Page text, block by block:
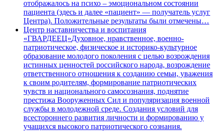
отображалось на психо – эмоциональном состоянии
пациента (здесь и далее «пациент» — получатель услуг
Центра). Положительные результаты были отмечены…
Центр наставничества и воспитания
«ГВАРДЕЕЦ»Духовное, нравственное, военно-
патриотическое, физическое и историко-культурное
образование молодого поколения с целью возрождения
истинных ценностей российского народа, возрождение
ответственного отношения к созданию семьи, уважения
к своим родителям, формирование патриотических
чувств и национального самосознания, поднятие
престижа Вооруженных Сил и популяризация военной
службы в молодежной среде. Создания условий для
всестороннего развития личности и формированию у
учащихся высокого патриотического сознания.